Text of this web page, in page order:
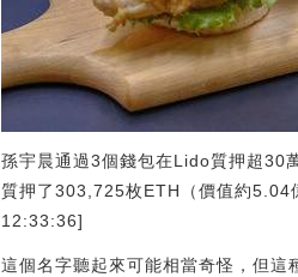
孫宇晨通過3個錢包在Lido質押超30
質押了303,725枚ETH（價值約
12:33:36]
這個名字聽起來可能相當奇怪，但這